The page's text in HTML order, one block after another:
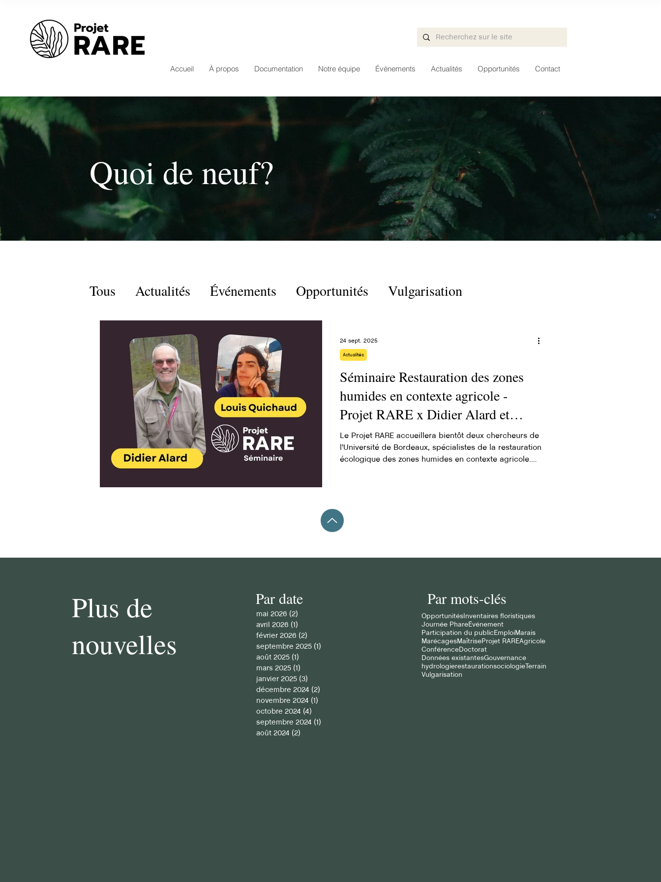
Accueil À propos Documentation Notre équipe Événements Actualités Opportunités Contact
Quoi de neuf?
Tous Actualités Événements Opportunités Vulgarisation
Séminaire Restauration des zones
humides en contexte agricole -
Projet RARE x Didier Alard et
Louis Quichaud
Le Projet RARE accueillera bientôt deux chercheurs de
l'Université de Bordeaux, spécialistes de la restauration
écologique des zones humides en contexte agricole.
Actualités
24 sept. 2025
Plus de
nouvelles
Par date
mai 2026 (2)
avril 2026 (1)
février 2026 (2)
septembre 2025 (1)
août 2025 (1)
mars 2025 (1)
janvier 2025 (3)
décembre 2024 (2)
novembre 2024 (1)
octobre 2024 (4)
septembre 2024 (1)
août 2024 (2)
Par mots-clés
OpportunitésInventaires floristiques
Journée PhareÉvénement
Participation du publicEmploiMarais
MarécagesMaîtriseProjet RAREAgricole
ConférenceDoctorat
Données existantesGouvernance
hydrologierestaurationsociologieTerrain
Vulgarisation